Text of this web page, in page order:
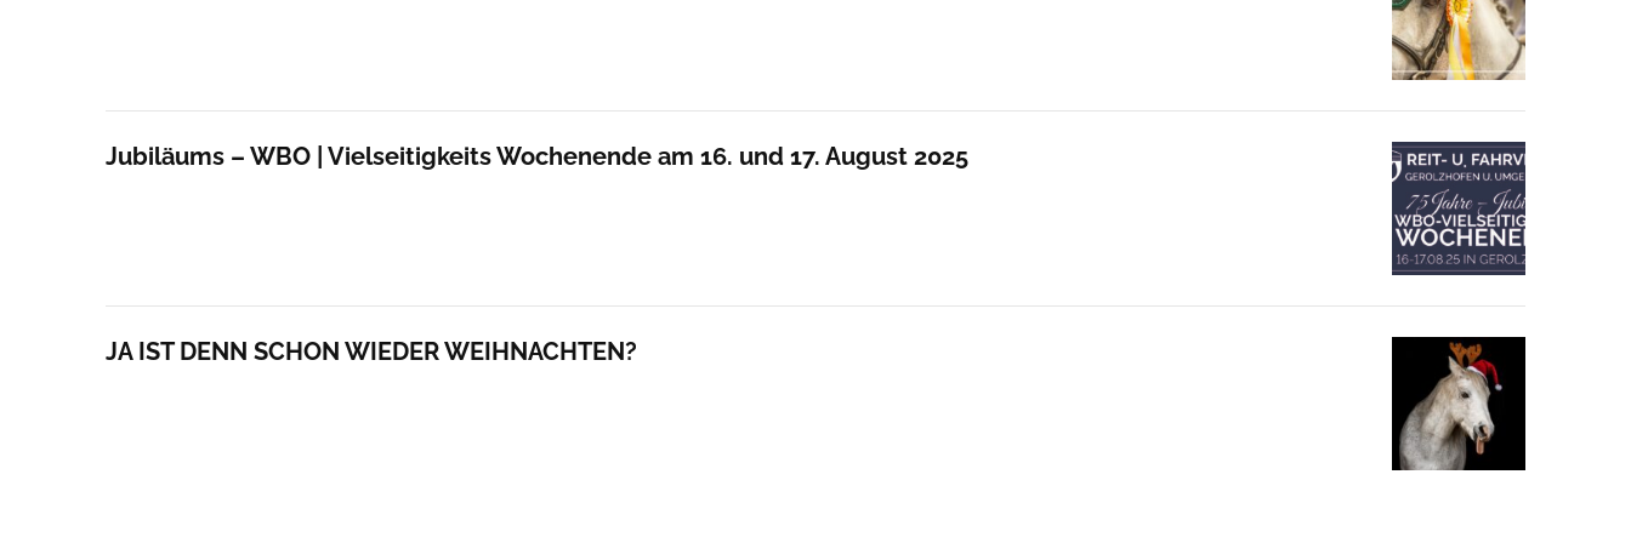
Jubiläums – WBO | Vielseitigkeits Wochenende am 16. und 17. August 2025
JA IST DENN SCHON WIEDER WEIHNACHTEN?